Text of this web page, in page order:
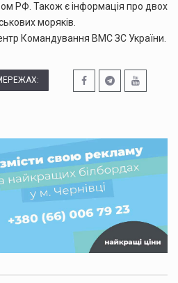
РФ. Також є інформація про двох
моряків.
Командування ВМС ЗС України.